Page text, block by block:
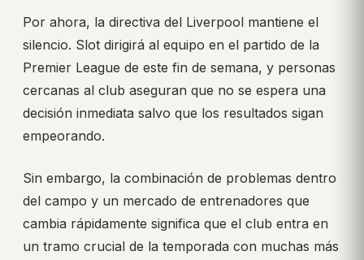
Por ahora, la directiva del Liverpool mantiene el
silencio. Slot dirigirá al equipo en el partido de la
Premier League de este fin de semana, y personas
cercanas al club aseguran que no se espera una
decisión inmediata salvo que los resultados sigan
empeorando.
Sin embargo, la combinación de problemas dentro
del campo y un mercado de entrenadores que
cambia rápidamente significa que el club entra en
un tramo crucial de la temporada con muchas más